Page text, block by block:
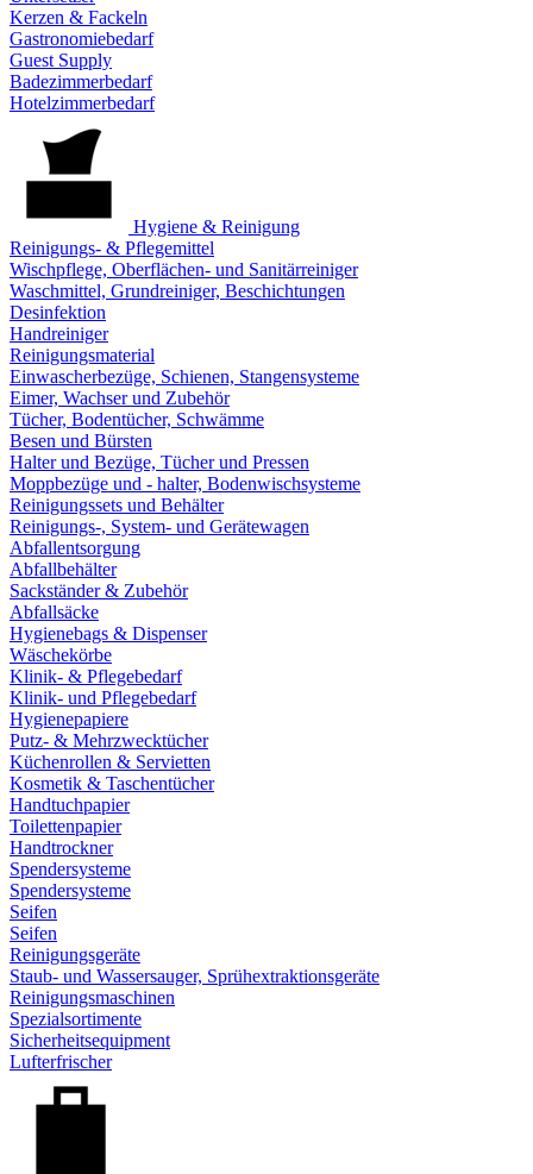
Kerzen & Fackeln
Gastronomiebedarf
Guest Supply
Badezimmerbedarf
Hotelzimmerbedarf
Hygiene & Reinigung
Reinigungs- & Pflegemittel
Wischpflege, Oberflächen- und Sanitärreiniger
Waschmittel, Grundreiniger, Beschichtungen
Desinfektion
Handreiniger
Reinigungsmaterial
Einwascherbezüge, Schienen, Stangensysteme
Eimer, Wachser und Zubehör
Tücher, Bodentücher, Schwämme
Besen und Bürsten
Halter und Bezüge, Tücher und Pressen
Moppbezüge und - halter, Bodenwischsysteme
Reinigungssets und Behälter
Reinigungs-, System- und Gerätewagen
Abfallentsorgung
Abfallbehälter
Sackständer & Zubehör
Abfallsäcke
Hygienebags & Dispenser
Wäschekörbe
Klinik- & Pflegebedarf
Klinik- und Pflegebedarf
Hygienepapiere
Putz- & Mehrzwecktücher
Küchenrollen & Servietten
Kosmetik & Taschentücher
Handtuchpapier
Toilettenpapier
Handtrockner
Spendersysteme
Spendersysteme
Seifen
Seifen
Reinigungsgeräte
Staub- und Wassersauger, Sprühextraktionsgeräte
Reinigungsmaschinen
Spezialsortimente
Sicherheitsequipment
Lufterfrischer